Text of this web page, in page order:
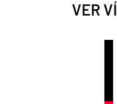
VER